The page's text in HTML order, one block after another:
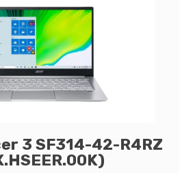
3 SF314-42-R4RZ